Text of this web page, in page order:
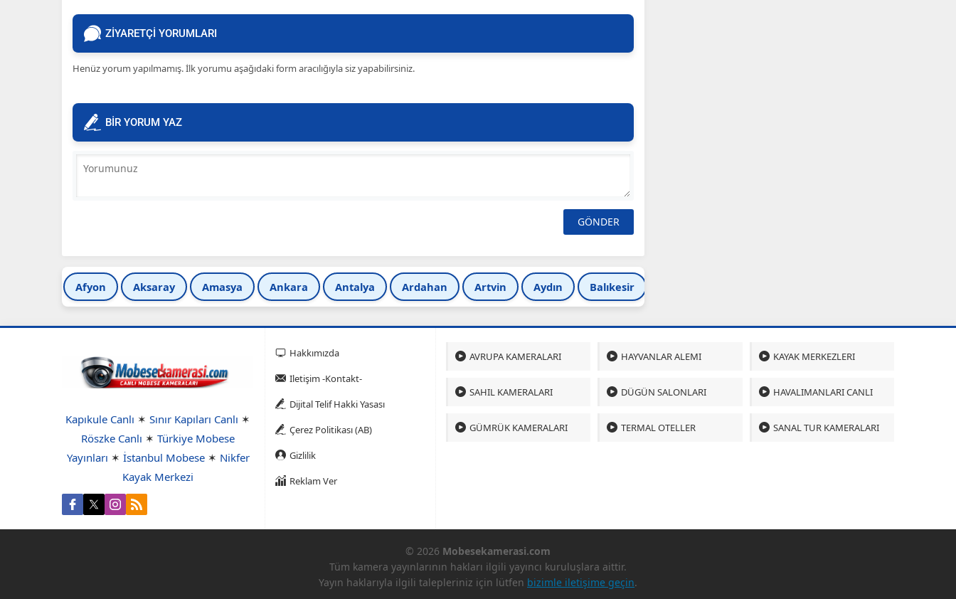
ZİYARETÇİ YORUMLARI
Henüz yorum yapılmamış. İlk yorumu aşağıdaki form aracılığıyla siz yapabilirsiniz.
BİR YORUM YAZ
Afyon Aksaray Amasya Ankara Antalya Ardahan Artvin Aydın Balıkesir
Kapıkule Canlı ✶ Sınır Kapıları Canlı ✶
Röszke Canlı ✶ Türkiye Mobese
Yayınları ✶ İstanbul Mobese✶ Nikfer
Kayak Merkezi
Hakkımızda
Iletişim -Kontakt-
Dijital Telif Hakki Yasası
Çerez Politikası (AB)
Gizlilik
Reklam Ver
AVRUPA KAMERALARI HAYVANLAR ALEMI KAYAK MERKEZLERI
SAHIL KAMERALARI DÜGÜN SALONLARI HAVALIMANLARI CANLI
GÜMRÜK KAMERALARI TERMAL OTELLER SANAL TUR KAMERALARI
© 2026 Mobesekamerasi.com
Tüm kamera yayınlarının hakları ilgili yayıncı kuruluşlara aittir.
Yayın haklarıyla ilgili talepleriniz için lütfen bizimle iletişime geçin.